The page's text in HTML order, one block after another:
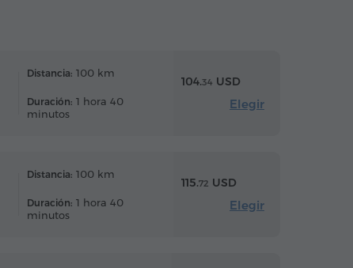
Distancia: 100 km
Duración: 1 hora 40
minutos
104.34 USD
Elegir
Distancia: 100 km
Duración: 1 hora 40
minutos
115.72 USD
Elegir